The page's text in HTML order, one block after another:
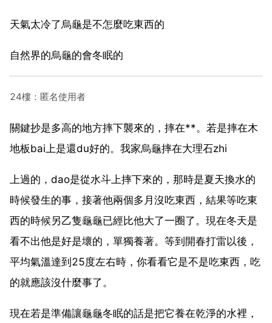
天氣太冷了烏龜是不怎麼吃東西的
自然界的烏龜的會冬眠的
24樓：匿名使用者
關鍵抄是多高的地方摔下襲來的，摔在**。若是摔在木
地板bai上是還du好的。我家烏龜摔在大理石zhi
上過的，dao是從水斗上摔下來的，那時是夏天換水的
時候發生的事，接著他兩個多月沒吃東西，結果等吃東
西的時候另乙隻龜龜已經比他大了一圈了。現在冬天是
看不出他是好是壞的，單獨養著。等到開春打雷以後，
平均氣溫達到25度左右時，你看看它是不是吃東西，吃
的就應該沒什麼事了。
現在若是準備讓龜龜冬眠的話是把它養在乾淨的水裡，